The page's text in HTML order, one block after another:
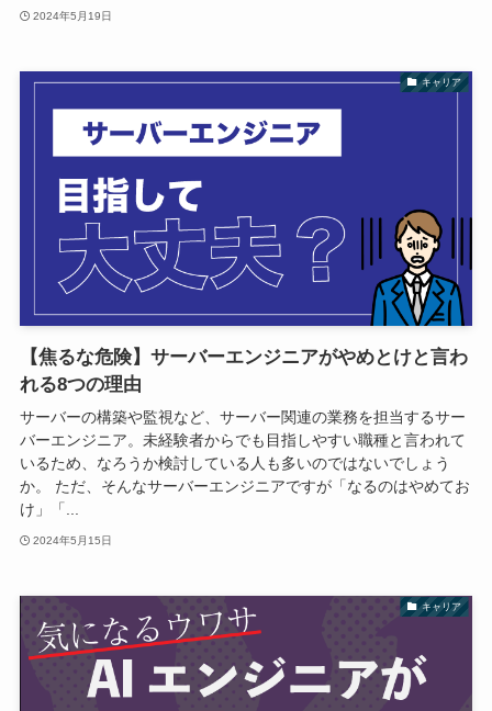
2024年5月19日
キャリア
【焦るな危険】サーバーエンジニアがやめとけと言わ
れる8つの理由
サーバーの構築や監視など、サーバー関連の業務を担当するサー
バーエンジニア。未経験者からでも目指しやすい職種と言われて
いるため、なろうか検討している人も多いのではないでしょう
か。 ただ、そんなサーバーエンジニアですが「なるのはやめてお
け」「...
2024年5月15日
キャリア